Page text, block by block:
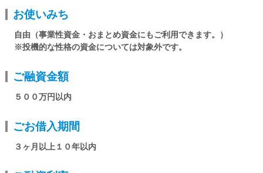
お使いみち
自由（事業性資金・おまとめ資金にもご利用できます。）
※投機的な性格の資金については対象外です。
ご融資金額
５００万円以内
ごお借入期間
３ヶ月以上１０年以内